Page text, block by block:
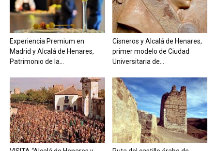
Experiencia Premium en
Madrid y Alcalá de Henares,
Patrimonio de la...
Cisneros y Alcalá de Henares,
primer modelo de Ciudad
Universitaria de...